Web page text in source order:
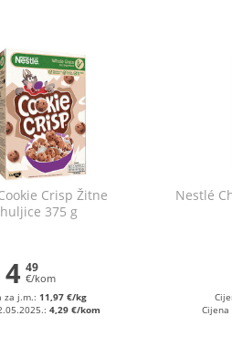
Crisp Žitne
375 g
4 49
€/kom
za j.m.:11,97 €/kg
4,29 €/kom
Nestlé
Cijena